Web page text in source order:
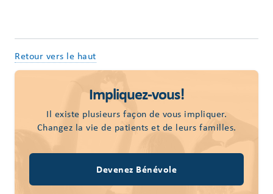
Retour vers le haut
Impliquez-vous!
Il existe plusieurs façon de vous impliquer.
Changez la vie de patients et de leurs familles.
Devenez Bénévole